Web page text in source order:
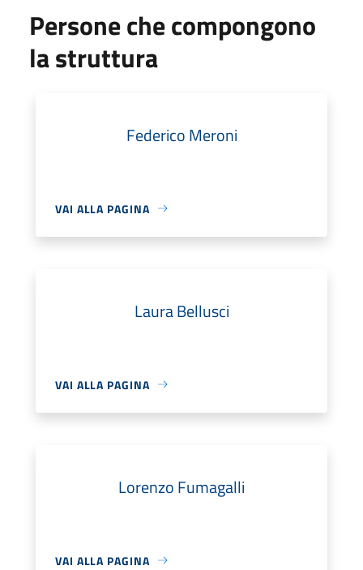
Persone che compongono
la struttura
Federico Meroni
VAI ALLA PAGINA
Laura Bellusci
VAI ALLA PAGINA
Lorenzo Fumagalli
VAI ALLA PAGINA